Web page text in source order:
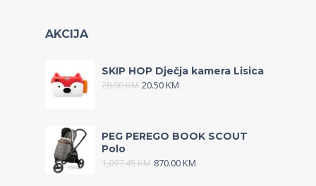
AKCIJA
SKIP HOP Dječja kamera Lisica
28.90KM 20.50KM
PEG PEREGO BOOK SCOUT
Polo
1,097.45KM 870.00KM